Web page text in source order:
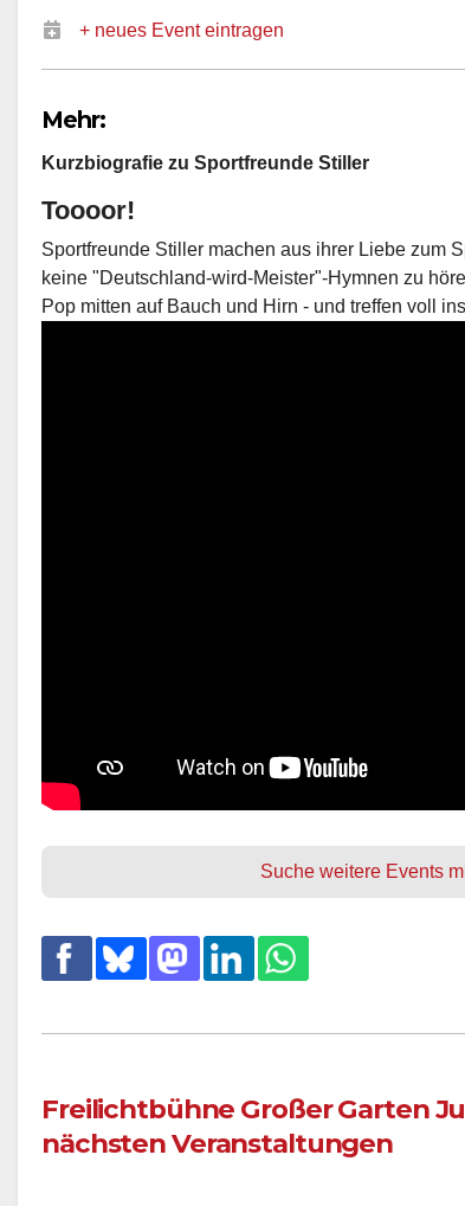
+ neues Event eintragen
Mehr:
Kurzbiografie zu Sportfreunde Stiller
Toooor!
Sportfreunde Stiller machen aus ihrer Liebe zum
keine "Deutschland-wird-Meister"-Hymnen zu
Pop mitten auf Bauch und Hirn - und treffen voll
Suche weitere Events
Freilichtbühne Großer Garten
nächsten Veranstaltungen